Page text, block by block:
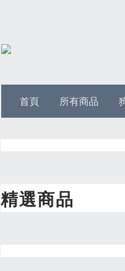
首頁 所有商品
精選商品